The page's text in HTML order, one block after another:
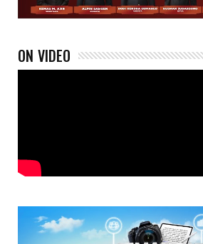
ON VIDEO